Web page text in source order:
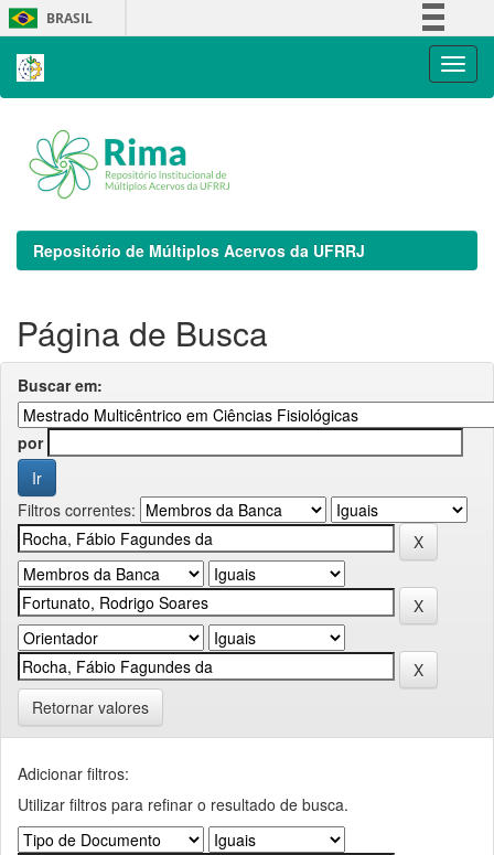
Skip
navigation
BRASIL
Repositório de Múltiplos Acervos da UFRRJ
Página de Busca
Buscar em:
por
Filtros correntes:
Retornar valores
Adicionar filtros:
Utilizar filtros para refinar o resultado de busca.